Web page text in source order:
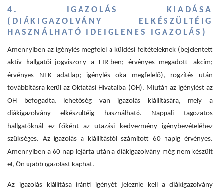
4. IGAZOLÁS KIADÁSA
(DIÁKIGAZOLVÁNY ELKÉSZÜLTÉIG
HASZNÁLHATÓ IDEIGLENES IGAZOLÁS)
Amennyiben az igénylés megfelel a küldési feltételeknek (bejelentett
aktív hallgatói jogviszony a FIR-ben; érvényes megadott lakcím;
érvényes NEK adatlap; igénylés oka megfelelő), rögzítés után
továbbításra kerül az Oktatási Hivatalba (OH). Miután az igénylést az
OH befogadta, lehetőség van igazolás kiállítására, mely a
diákigazolvány elkészültéig használható. Nappali tagozatos
hallgatóknál ez főként az utazási kedvezmény igénybevételéhez
szükséges. Az igazolás a kiállítástól számított 60 napig érvényes.
Amennyiben a 60 nap lejárta után a diákigazolvány még nem készült
el, Ön újabb igazolást kaphat.
Az igazolás kiállítása iránti igényét jeleznie kell a diákigazolvány